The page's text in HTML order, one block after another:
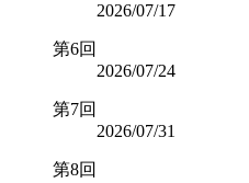
2026/07/17
第6回
2026/07/24
第7回
2026/07/31
第8回